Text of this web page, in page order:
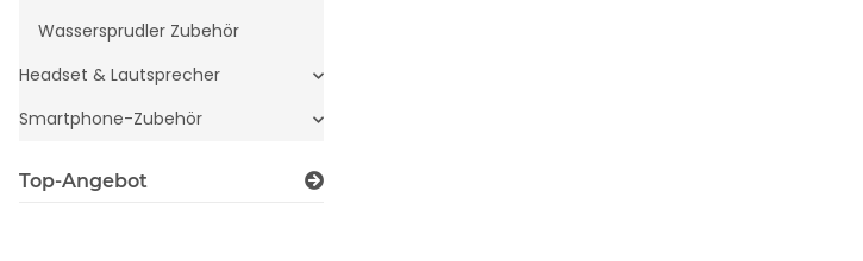
Wassersprudler Zubehör
Headset & Lautsprecher
Smartphone-Zubehör
Top-Angebot